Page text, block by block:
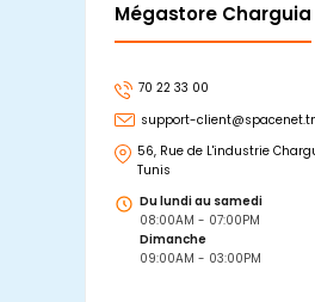
Mégastore Charguia
70 22 33 00
support-
56, Rue de L'industrie
Tunis
Du lundi au samedi
08:00AM - 07:00PM
Dimanche
09:00AM - 03:00PM